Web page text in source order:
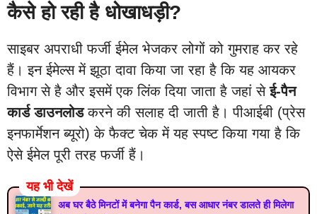
कैसे हो रही है धोखाधड़ी?
साइबर अपराधी फर्जी ईमेल भेजकर लोगों को गुमराह कर रहे
हैं। इन ईमेल्स में झूठा दावा किया जा रहा है कि यह आयकर
विभाग से है और इसमें एक लिंक दिया जाता है जहां सेई-पैन
कार्ड डाउनलोडकरने की सलाह दी जाती है। पीआईबी (प्रेस
इनफार्मेशन ब्यूरो) के फैक्ट चेक में यह स्पष्ट किया गया है कि
ऐसे ईमेल पूरी तरह फर्जी हैं।
यह भी देखें
अब घर बैठे मिनटों में बनेगा पैन कार्ड, बस आधार नंबर डालते ही मिलेगा